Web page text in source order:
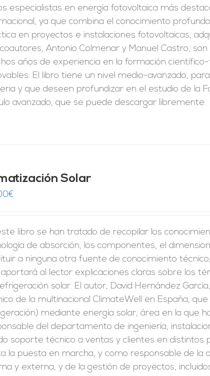
especialistas en energía fotovoltaica más
ya que combina el conocimiento
en proyectos e instalaciones fotovoltaicas,
Antonio Colmenar y Manuel Castro,
años de experiencia en la formación
El libro tiene un nivel medio-avanzado,
y que deseen profundizar en el estudio de la
avanzado, que se puede descargar libremente.
Solar
€
libro se han tratado de recopilar los
de absorción, los componentes, el
a ninguna otra fuente de conocimiento
al lector explicaciones claras sobre los
solar. El autor, David Hernández
de la multinacional ClimateWell en España,
mediante energía solar, área en la que
del departamento de ingeniería,
soporte técnico a ventas y clientes en distintos
la puesta en marcha, y como responsable de la
y externa, y de la gestión de proyectos,